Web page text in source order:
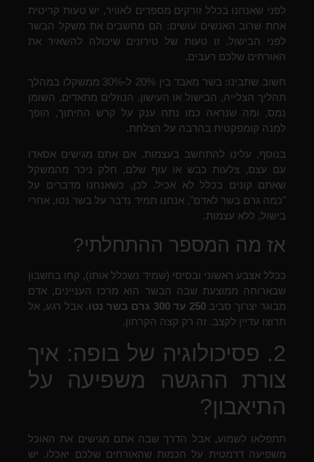
לפני שאנחנו בכלל זורקים מספרים לאוויר, יש טעות קריטית
אחת שרוב האנשים עושים: הם מחשבים את משקל הבשר
לפני הבישול. זו טעות של טירונים שיכולה להשאיר את
האורחים שלכם רעבים.
חשוב שתבינו: בשר מאבד בין 20% ל-30% ממשקלו במהלך
תהליך הצלייה, הבישול או העישון. הנוזלים מתאדים, השומן
נמס, ומה שנראה כמו נתח ענק על קרש החיתוך, הופך
למנה קומפקטית בהרבה על הצלחת.
בנוסף, עלינו להתחשב בעצמות. אם אתם מגישים אסאדו
עם עצם, צלעות כבש או עוף שלם, חלק ניכר מהמשקל
שאתם קונים בכלל לא אכיל. לכן, כשאנחנו מדברים על
"כמה גרם בשר לאדם", אנחנו תמיד נדבר על בשר נטו, אחרי
בישול, ללא עצמות.
אז מה המספר ההתחלתי?
ככלל אצבע ראשוני ובסיסי (שמיד נשכלל אותו), קחו בחשבון
שבארוחה ממוצעת שבה הבשר הוא מרכז העניינים, אדם
מבוגר יצרוך סביב250 עד 300 גרם בשר נטו
. אבל רגע, אל
תרוצו עדיין לקצב. זה רק קצה הקרחון.
2. פסיכולוגיה של בופה: איך
צורת ההגשה משפיעה על
התיאבון?
תתפלאו לשמוע, אבל הדרך שבה אתם מגישים את האוכל
משפיעה דרמטית על הכמות שהאורחים שלכם יאכלו. יש